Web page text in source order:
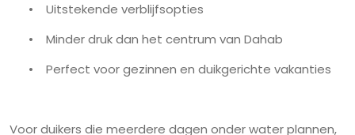
•
Uitstekende verblijfsopties
•
Minder druk dan het centrum van Dahab
•
Perfect voor gezinnen en duikgerichte vakanties
Voor duikers die meerdere dagen onder water plannen,